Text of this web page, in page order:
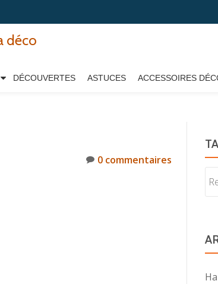
déco
DÉCOUVERTES ASTUCES ACCESSOIRES
0 commentaires